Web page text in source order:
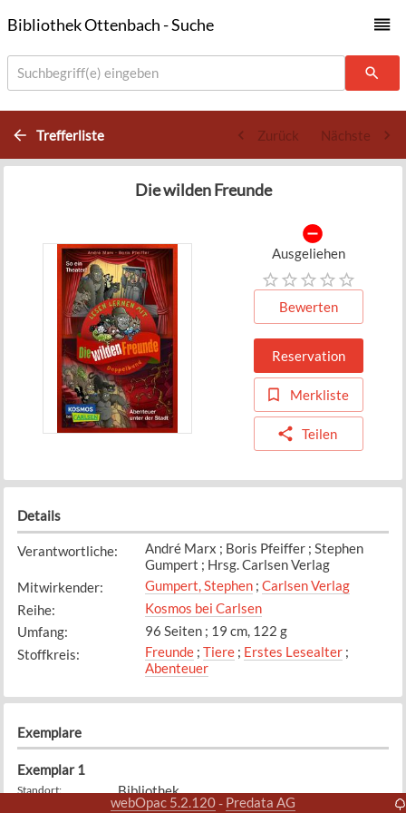
Bibliothek Ottenbach - Suche
Suchbegriff(e) eingeben
Trefferliste Zurück Nächste
Die wilden Freunde
Ausgeliehen
Bewerten
Reservation
Merkliste
Teilen
Details
Verantwortliche:
André Marx ; Boris Pfeiffer ; Stephen
Gumpert ; Hrsg. Carlsen Verlag
Mitwirkender: Gumpert, Stephen; Carlsen Verlag
Reihe:
Kosmos bei Carlsen
Umfang:
96 Seiten ; 19 cm, 122 g
Stoffkreis: Freunde; Tiere; Erstes Lesealter;
Abenteuer
Exemplare
Exemplar 1
Standort: Bibliothek
webOpac 5.2.120- Predata AG